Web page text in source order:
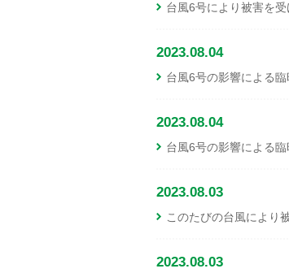
台風6号により被害を
2023.08.04
台風6号の影響による
2023.08.04
台風6号の影響による
2023.08.03
このたびの台風により
2023.08.03